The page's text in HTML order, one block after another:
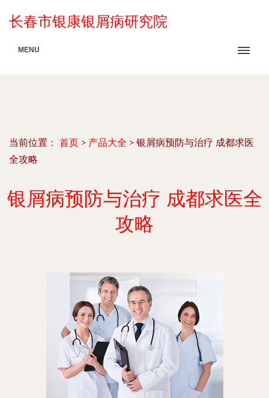
长春市银康银屑病研究院
MENU
当前位置： 首页 > 产品大全 > 银屑病预防与治疗 成都求医
全攻略
银屑病预防与治疗 成都求医全
攻略